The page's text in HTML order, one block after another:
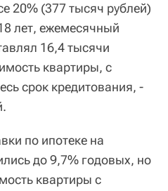
20% (377 тысяч рублей)
лет, ежемесячный
16,4 тысячи
квартиры, с
срок кредитования, -
по ипотеке на
до 9,7% годовых, но
квартиры с